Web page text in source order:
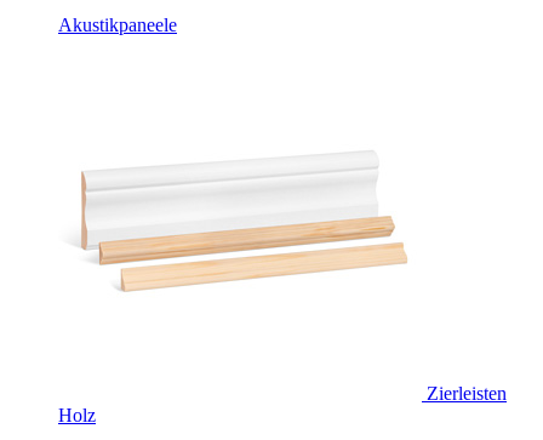
Akustikpaneele
Zierleisten
Holz